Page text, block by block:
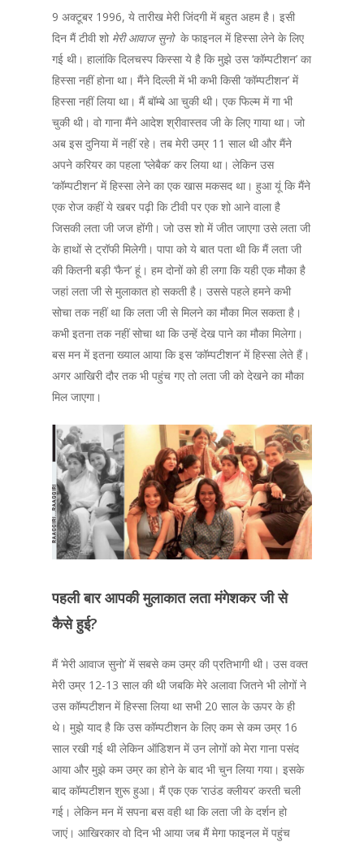
9 अक्टूबर 1996, ये तारीख मेरी जिंदगी में बहुत अहम है। इसी
दिन मैं टीवी शो मेरी आवाज सुनोके फाइनल में हिस्सा लेने के लिए
गई थी। हालांकि दिलचस्प किस्सा ये है कि मुझे उस ‘कॉम्पटीशन’ का
हिस्सा नहीं होना था। मैंने दिल्ली में भी कभी किसी ‘कॉम्पटीशन’ में
हिस्सा नहीं लिया था। मैं बॉम्बे आ चुकी थी। एक फिल्म में गा भी
चुकी थी। वो गाना मैंने आदेश श्रीवास्तव जी के लिए गाया था। जो
अब इस दुनिया में नहीं रहे। तब मेरी उम्र 11 साल थी और मैंने
अपने करियर का पहला ‘प्लेबैक’ कर लिया था। लेकिन उस
‘कॉम्पटीशन’ में हिस्सा लेने का एक खास मकसद था। हुआ यूं कि मैंने
एक रोज कहीं ये खबर पढ़ी कि टीवी पर एक शो आने वाला है
जिसकी लता जी जज होंगी। जो उस शो में जीत जाएगा उसे लता जी
के हाथों से ट्रॉफी मिलेगी। पापा को ये बात पता थी कि मैं लता जी
की कितनी बड़ी ‘फैन’ हूं। हम दोनों को ही लगा कि यही एक मौका है
जहां लता जी से मुलाकात हो सकती है। उससे पहले हमने कभी
सोचा तक नहीं था कि लता जी से मिलने का मौका मिल सकता है।
कभी इतना तक नहीं सोचा था कि उन्हें देख पाने का मौका मिलेगा।
बस मन में इतना ख्याल आया कि इस ‘कॉम्पटीशन’ में हिस्सा लेते हैं।
अगर आखिरी दौर तक भी पहुंच गए तो लता जी को देखने का मौका
मिल जाएगा।
पहली बार आपकी मुलाकात लता मंगेशकर जी से
कैसे हुई?
मैं ‘मेरी आवाज सुनो’ में सबसे कम उम्र की प्रतिभागी थी। उस वक्त
मेरी उम्र 12-13 साल की थी जबकि मेरे अलावा जितने भी लोगों ने
उस कॉम्पटीशन में हिस्सा लिया था सभी 20 साल के ऊपर के ही
थे। मुझे याद है कि उस कॉम्पटीशन के लिए कम से कम उम्र 16
साल रखी गई थी लेकिन ऑडिशन में उन लोगों को मेरा गाना पसंद
आया और मुझे कम उम्र का होने के बाद भी चुन लिया गया। इसके
बाद कॉम्पटीशन शुरू हुआ। मैं एक एक ‘राउंड क्लीयर’ करती चली
गई। लेकिन मन में सपना बस वही था कि लता जी के दर्शन हो
जाएं। आखिरकार वो दिन भी आया जब मैं मेगा फाइनल में पहुंच